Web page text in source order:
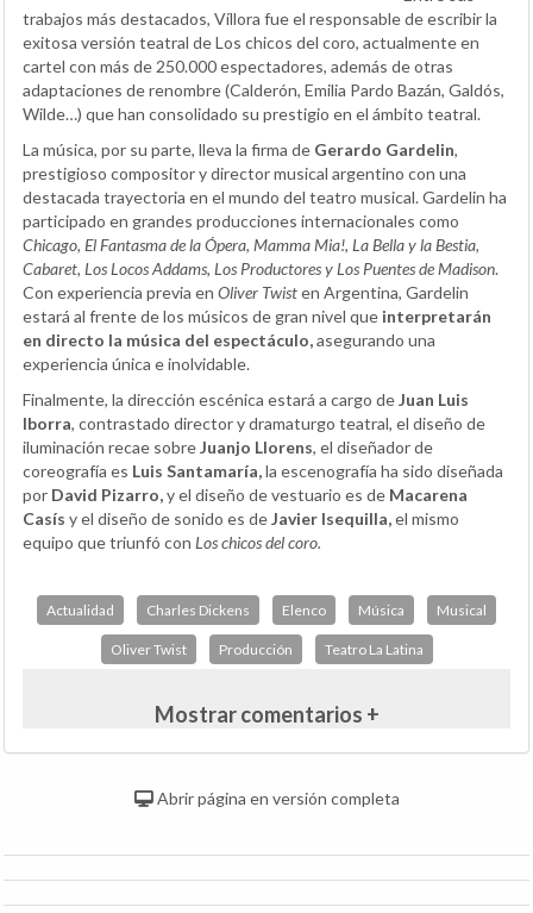
trabajos más destacados, Víllora fue el responsable de escribir la
exitosa versión teatral de Los chicos del coro, actualmente en
cartel con más de 250.000 espectadores, además de otras
adaptaciones de renombre (Calderón, Emilia Pardo Bazán, Galdós,
Wilde…) que han consolidado su prestigio en el ámbito teatral.
La música, por su parte, lleva la firma de Gerardo Gardelin,
prestigioso compositor y director musical argentino con una
destacada trayectoria en el mundo del teatro musical. Gardelin ha
participado en grandes producciones internacionales como
Chicago, El Fantasma de la Ópera, Mamma Mia!, La Bella y la Bestia,
Cabaret, Los Locos Addams, Los Productores y Los Puentes de Madison.
Con experiencia previa en Oliver Twisten Argentina, Gardelin
estará al frente de los músicos de gran nivel que interpretarán
en directo la música del espectáculo,asegurando una
experiencia única e inolvidable.
Finalmente, la dirección escénica estará a cargo deJuan Luis
Iborra, contrastado director y dramaturgo teatral, el diseño de
iluminación recae sobreJuanjo Llorens, el diseñador de
coreografía es Luis Santamaría,la escenografía ha sido diseñada
por David Pizarro,y el diseño de vestuario es de Macarena
Casís y el diseño de sonido es deJavier Isequilla,el mismo
equipo que triunfó con Los chicos del coro.
Actualidad Charles Dickens Elenco Música Musical
Oliver Twist Producción Teatro La Latina
Mostrar comentarios +
Abrir página en versión completa